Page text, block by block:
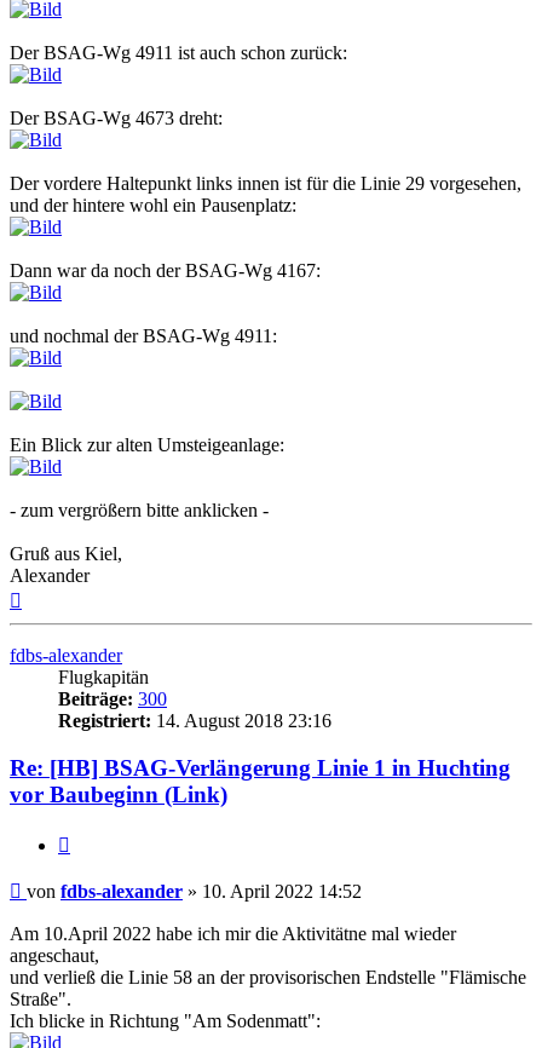
Der BSAG-Wg 4911 ist auch schon zurück:
Der BSAG-Wg 4673 dreht:
Der vordere Haltepunkt links innen ist für die Linie 29 vorgesehen,
und der hintere wohl ein Pausenplatz:
Dann war da noch der BSAG-Wg 4167:
und nochmal der BSAG-Wg 4911:
Ein Blick zur alten Umsteigeanlage:
- zum vergrößern bitte anklicken -
Gruß aus Kiel,
Alexander
fdbs-alexander
Flugkapitän
Beiträge: 300
Registriert: 14. August 2018 23:16
Re: [HB] BSAG-Verlängerung Linie 1 in Huchting
vor Baubeginn (Link)
Ungelesener
von fdbs-alexander » 10. April 2022 14:52
Am 10.April 2022 habe ich mir die Aktivitätne mal wieder
angeschaut,
und verließ die Linie 58 an der provisorischen Endstelle "Flämische
Straße".
Ich blicke in Richtung "Am Sodenmatt":